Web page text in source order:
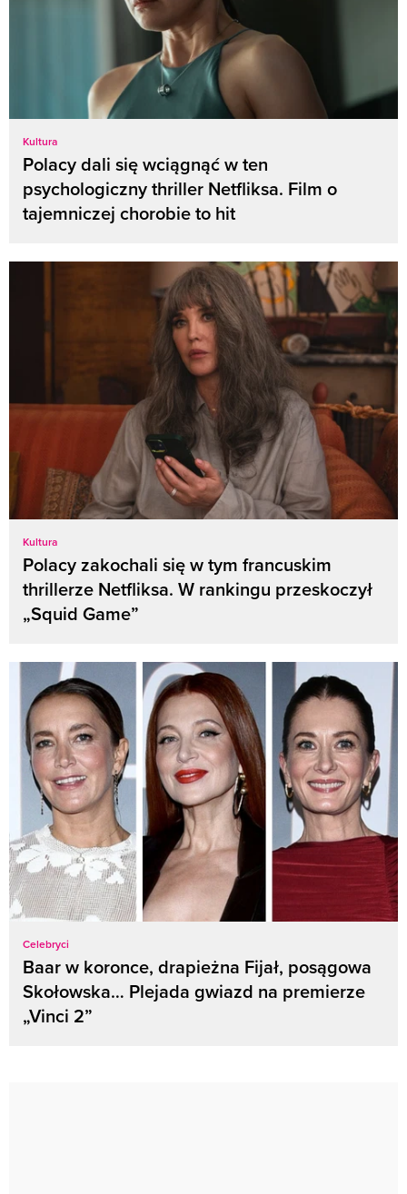
Kultura
Polacy dali się wciągnąć w ten
psychologiczny thriller Netfliksa. Film o
tajemniczej chorobie to hit
Kultura
Polacy zakochali się w tym francuskim
thrillerze Netfliksa. W rankingu przeskoczył
„Squid Game”
Celebryci
Baar w koronce, drapieżna Fijał, posągowa
Skołowska… Plejada gwiazd na premierze
„Vinci 2”